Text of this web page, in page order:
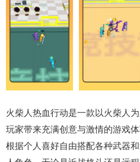
火柴人热血行动是一款以火柴人
玩家带来充满创意与激情的游戏
根据个人喜好自由搭配各种武器